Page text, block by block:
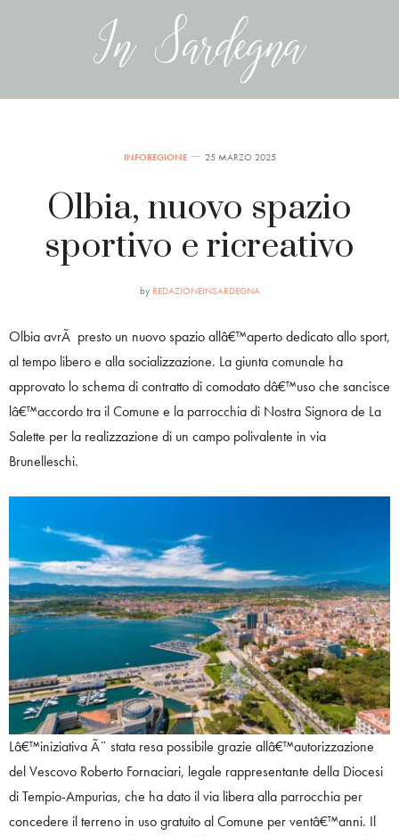
INFOREGIONE 25 MARZO 2025
Olbia, nuovo spazio
sportivo e ricreativo
by REDAZIONEINSARDEGNA
Olbia avrÃ presto un nuovo spazio allâ€™aperto dedicato allo sport,
al tempo libero e alla socializzazione. La giunta comunale ha
approvato lo schema di contratto di comodato dâ€™uso che sancisce
lâ€™accordo tra il Comune e la parrocchia di Nostra Signora de La
Salette per la realizzazione di un campo polivalente in via
Brunelleschi.
Lâ€™iniziativa Ã¨ stata resa possibile grazie allâ€™autorizzazione
del Vescovo Roberto Fornaciari, legale rappresentante della Diocesi
di Tempio-Ampurias, che ha dato il via libera alla parrocchia per
concedere il terreno in uso gratuito al Comune per ventâ€™anni. Il